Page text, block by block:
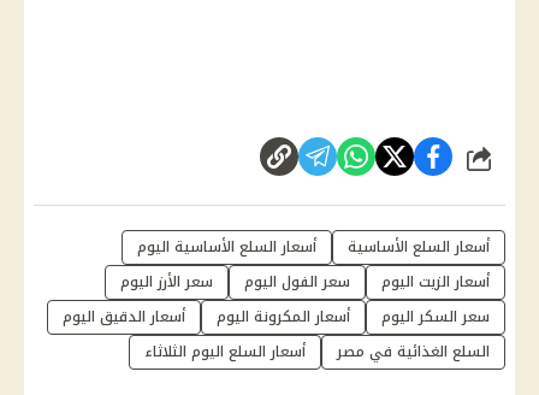
شارك
أسعار السلع الأساسية
أسعار السلع الأساسية اليوم
أسعار الزيت اليوم
سعر الفول اليوم
سعر الأرز اليوم
سعر السكر اليوم
أسعار المكرونة اليوم
أسعار الدقيق اليوم
السلع الغذائية في مصر
أسعار السلع اليوم الثلاثاء